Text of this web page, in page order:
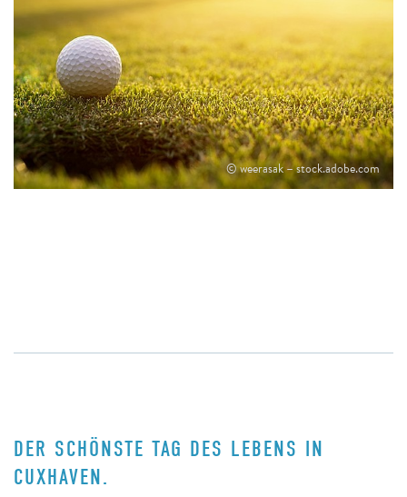
© weerasak – stock.adobe.com
DER SCHÖNSTE TAG DES LEBENS IN
CUXHAVEN.